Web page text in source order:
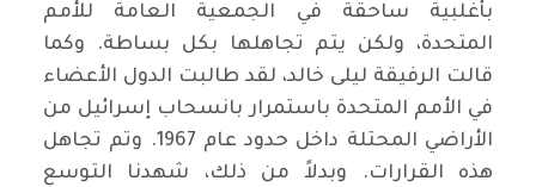
بأغلبية ساحقة في الجمعية العامة للأمم
المتحدة، ولكن يتم تجاهلها بكل بساطة. وكما
قالت الرفيقة ليلى خالد، لقد طالبت الدول الأعضاء
في الأمم المتحدة باستمرار بانسحاب إسرائيل من
الأراضي المحتلة داخل حدود عام 1967. وتم تجاهل
هذه القرارات. وبدلاً من ذلك، شهدنا التوسع